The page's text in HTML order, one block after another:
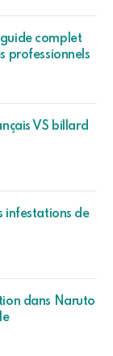
complet
professionnels
VS billard
infestations de
dans Naruto